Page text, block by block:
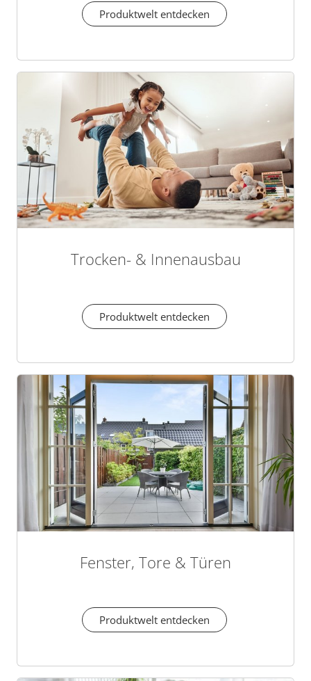
Produktwelt entdecken
Trocken- & Innenausbau
Produktwelt entdecken
Fenster, Tore & Türen
Produktwelt entdecken